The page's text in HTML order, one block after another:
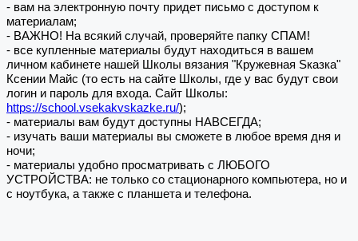
- вам на электронную почту придет письмо с доступом к
материалам;
- ВАЖНО! На всякий случай, проверяйте папку СПАМ!
- все купленные материалы будут находиться в вашем
личном кабинете нашей Школы вязания "Кружевная Sказка"
Ксении Майс (то есть на сайте Школы, где у вас будут свои
логин и пароль для входа. Сайт Школы:
https://school.vsekakvskazke.ru/);
- материалы вам будут доступны НАВСЕГДА;
- изучать ваши материалы вы сможете в любое время дня и
ночи;
- материалы удобно просматривать с ЛЮБОГО
УСТРОЙСТВА: не только со стационарного компьютера, но и
с ноутбука, а также с планшета и телефона.